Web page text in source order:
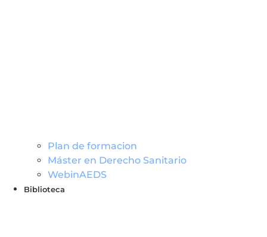
Plan de formacion
Máster en Derecho Sanitario
WebinAEDS
Biblioteca